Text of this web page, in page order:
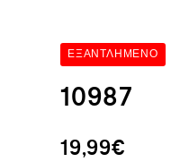
ΕΞΑΝΤΛΗΜΈΝΟ
10987
19,99€